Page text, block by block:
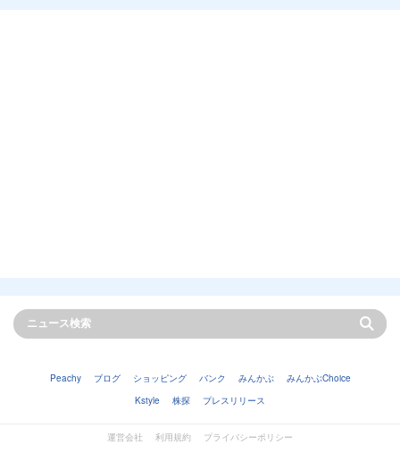
Peachy ブログ ショッピング バンク みんかぶ
みんかぶChoice
Kstyle
株探 プレスリリース
運営会社 利用規約
プライバシーポリシー